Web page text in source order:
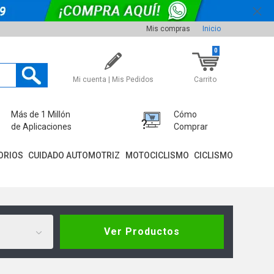
Mis compras Inicio
Mi cuenta | Mis Pedidos Carrito
0
Más de 1 Millón
de Aplicaciones
Cómo
Comprar
CUIDADO AUTOMOTRIZ MOTOCICLISMO CICLISMO
Ver Productos